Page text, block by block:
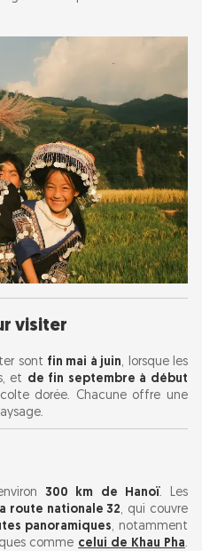
visiter
sont fin mai à juin, lorsque les
et de fin septembre à début
dorée. Chacune offre une
300 km de Hanoï. Les
la route nationale 32, qui couvre
panoramiques, notamment
comme celui de Khau Pha.